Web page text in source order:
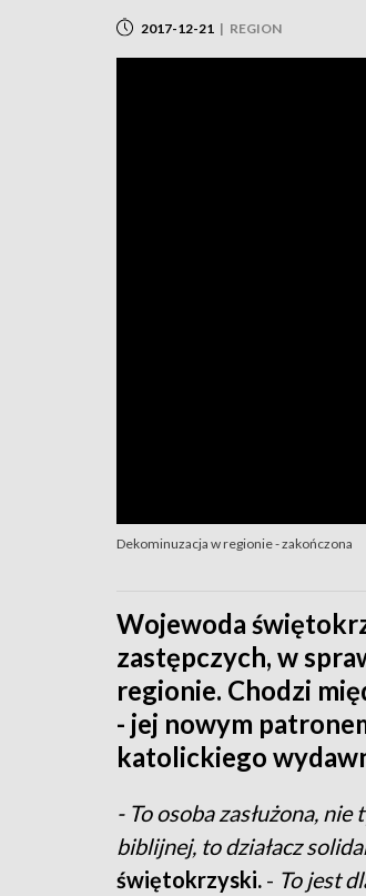
2017-12-21 | REGION
Dekominuzacja w regionie - zakończona
Wojewoda
zastępczych, w
regionie. Chodzi
- jej nowym
katolickiego
- To osoba zasłużona,
biblijnej, to działacz
świętokrzyski. - To jest